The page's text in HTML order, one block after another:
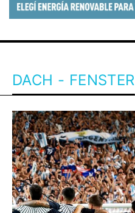
DACH - FENSTER